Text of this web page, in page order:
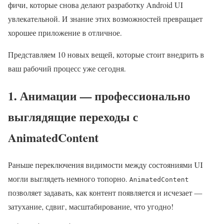
фичи, которые снова делают разработку Android UI
увлекательной. И знание этих возможностей превращает
хорошее приложение в отличное.
Представляем 10 новых вещей, которые стоит внедрить в
ваш рабочий процесс уже сегодня.
1. Анимации — профессионально
выглядящие переходы с
AnimatedContent
Раньше переключения видимости между состояниями UI
могли выглядеть немного топорно. AnimatedContent
позволяет задавать, как контент появляется и исчезает —
затухание, сдвиг, масштабирование, что угодно!